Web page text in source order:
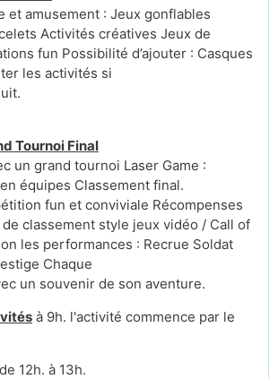
et amusement : Jeux gonflables
Activités créatives Jeux de
fun Possibilité d’ajouter : Casques
les activités si
Tournoi Final
un grand tournoi Laser Game :
équipes Classement final.
fun et conviviale Récompenses
classement style jeux vidéo / Call of
les performances : Recrue Soldat
Chaque
un souvenir de son aventure.
à 9h. l'activité commence par le
de 12h. à 13h.